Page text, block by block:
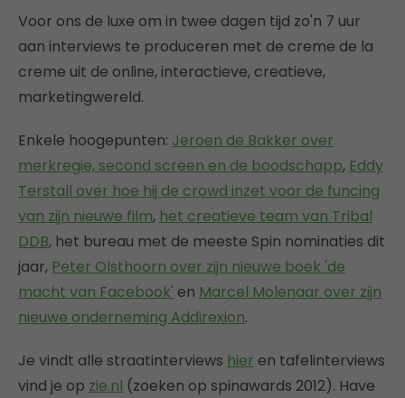
Voor ons de luxe om in twee dagen tijd zo'n 7 uur
aan interviews te produceren met de creme de la
creme uit de online, interactieve, creatieve,
marketingwereld.
Enkele hoogepunten: Jeroen de Bakker over
merkregie, second screen en de boodschapp, Eddy
Terstall over hoe hij de crowd inzet voor de funcing
van zijn nieuwe film, het creatieve team van Tribal
DDB, het bureau met de meeste Spin nominaties dit
jaar, Peter Olsthoorn over zijn nieuwe boek 'de
macht van Facebook' en Marcel Molenaar over zijn
nieuwe onderneming Addirexion.
Je vindt alle straatinterviews hier en tafelinterviews
vind je op zie.nl (zoeken op spinawards 2012). Have